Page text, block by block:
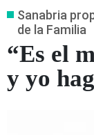
Sanabria
de la Familia
“Es el
y yo